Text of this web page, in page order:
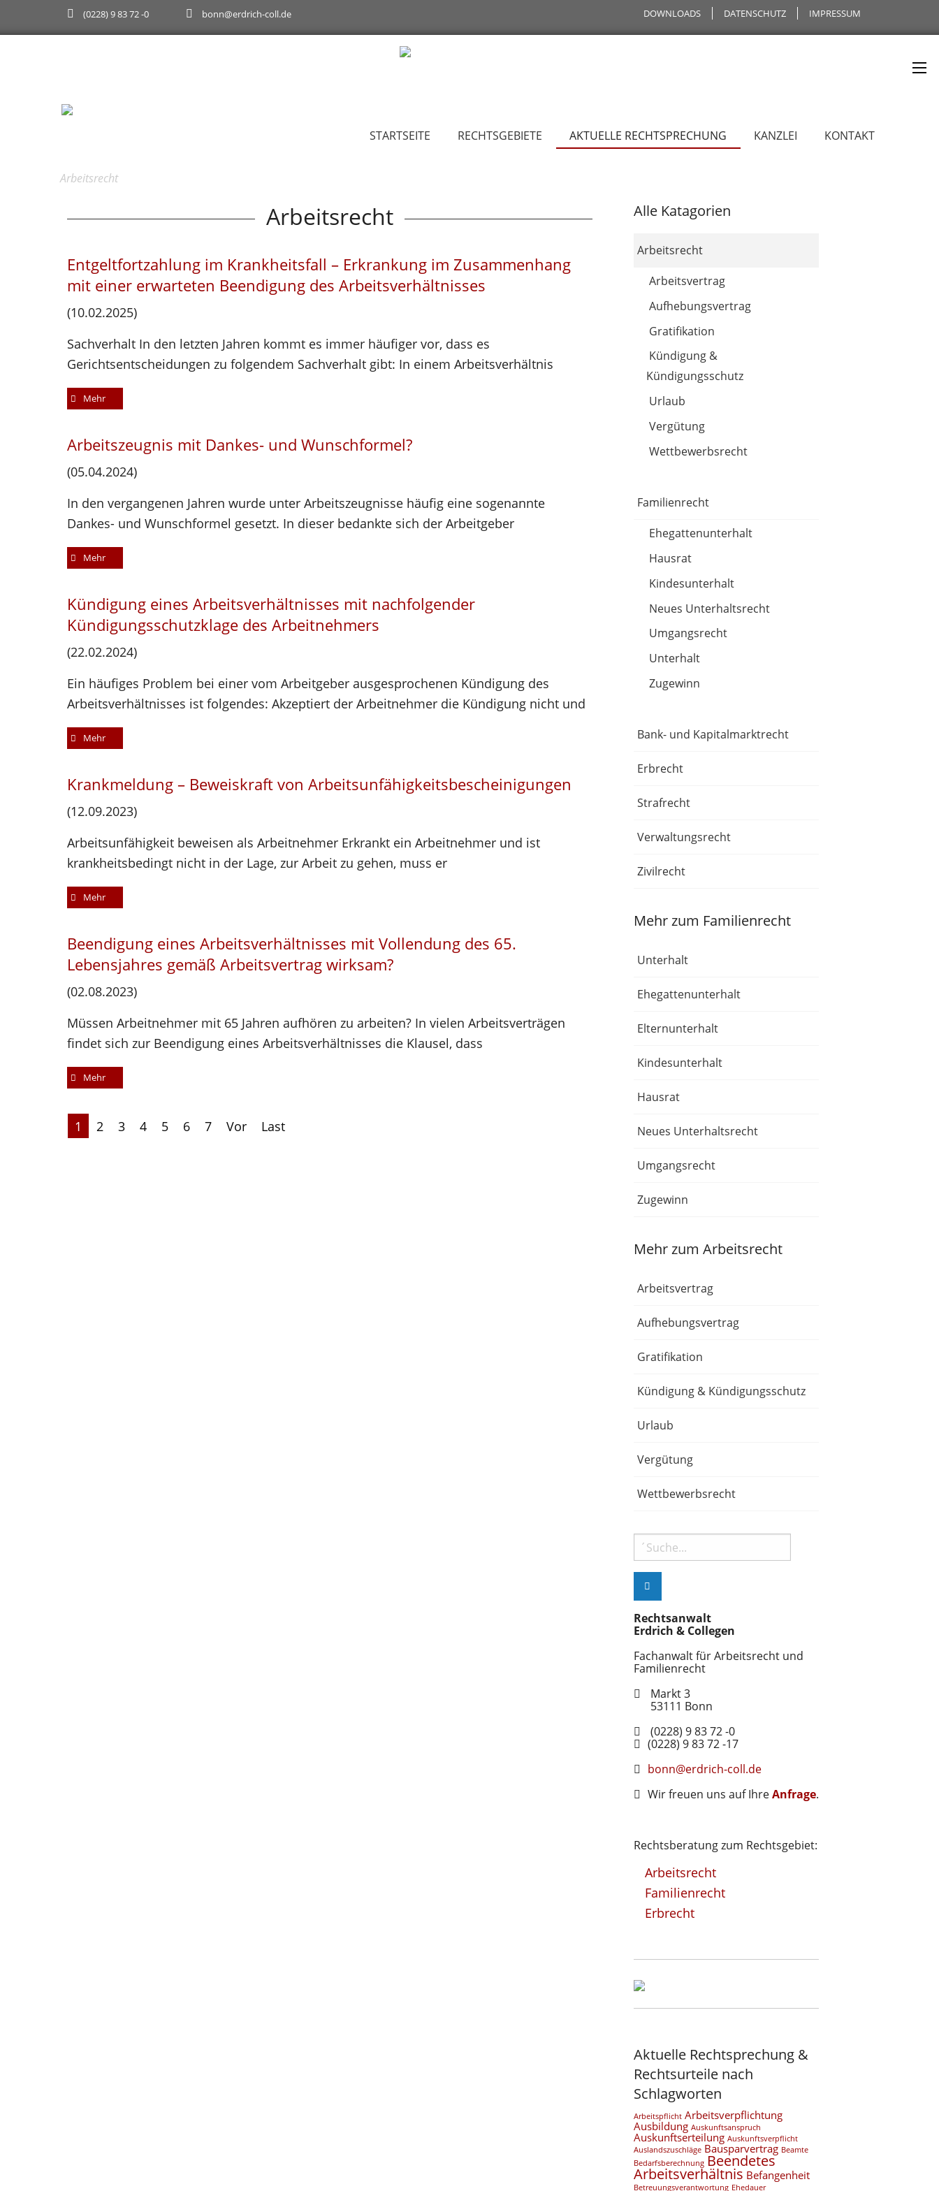
(0228) 9 83 72 -0 bonn@erdrich-coll.de DOWNLOADS DATENSCHUTZ IMPRESSUM
STARTSEITE RECHTSGEBIETE AKTUELLE RECHTSPRECHUNG KANZLEI KONTAKT
Arbeitsrecht
Arbeitsrecht
Entgeltfortzahlung im Krankheitsfall – Erkrankung im Zusammenhang
mit einer erwarteten Beendigung des Arbeitsverhältnisses
(10.02.2025)
Sachverhalt In den letzten Jahren kommt es immer häufiger vor, dass es
Gerichtsentscheidungen zu folgendem Sachverhalt gibt: In einem Arbeitsverhältnis
Mehr
Arbeitszeugnis mit Dankes- und Wunschformel?
(05.04.2024)
In den vergangenen Jahren wurde unter Arbeitszeugnisse häufig eine sogenannte
Dankes- und Wunschformel gesetzt. In dieser bedankte sich der Arbeitgeber
Mehr
Kündigung eines Arbeitsverhältnisses mit nachfolgender
Kündigungsschutzklage des Arbeitnehmers
(22.02.2024)
Ein häufiges Problem bei einer vom Arbeitgeber ausgesprochenen Kündigung des
Arbeitsverhältnisses ist folgendes: Akzeptiert der Arbeitnehmer die Kündigung nicht und
Mehr
Krankmeldung – Beweiskraft von Arbeitsunfähigkeitsbescheinigungen
(12.09.2023)
Arbeitsunfähigkeit beweisen als Arbeitnehmer Erkrankt ein Arbeitnehmer und ist
krankheitsbedingt nicht in der Lage, zur Arbeit zu gehen, muss er
Mehr
Beendigung eines Arbeitsverhältnisses mit Vollendung des 65.
Lebensjahres gemäß Arbeitsvertrag wirksam?
(02.08.2023)
Müssen Arbeitnehmer mit 65 Jahren aufhören zu arbeiten? In vielen Arbeitsverträgen
findet sich zur Beendigung eines Arbeitsverhältnisses die Klausel, dass
Mehr
1 2 3 4 5 6 7 Vor Last
Alle Katagorien
Arbeitsrecht
Arbeitsvertrag
Aufhebungsvertrag
Gratifikation
Kündigung &
Kündigungsschutz
Urlaub
Vergütung
Wettbewerbsrecht
Familienrecht
Ehegattenunterhalt
Hausrat
Kindesunterhalt
Neues Unterhaltsrecht
Umgangsrecht
Unterhalt
Zugewinn
Bank- und Kapitalmarktrecht
Erbrecht
Strafrecht
Verwaltungsrecht
Zivilrecht
Mehr zum Familienrecht
Unterhalt
Ehegattenunterhalt
Elternunterhalt
Kindesunterhalt
Hausrat
Neues Unterhaltsrecht
Umgangsrecht
Zugewinn
Mehr zum Arbeitsrecht
Arbeitsvertrag
Aufhebungsvertrag
Gratifikation
Kündigung & Kündigungsschutz
Urlaub
Vergütung
Wettbewerbsrecht
Rechtsanwalt
Erdrich & Collegen
Fachanwalt für Arbeitsrecht und
Familienrecht
Markt 3
53111 Bonn
(0228) 9 83 72 -0
(0228) 9 83 72 -17
bonn@erdrich-coll.de
Wir freuen uns auf IhreAnfrage.
Rechtsberatung zum Rechtsgebiet:
Arbeitsrecht
Familienrecht
Erbrecht
Aktuelle Rechtsprechung &
Rechtsurteile nach
Schlagworten
Arbeitspflicht Arbeitsverpflichtung
Ausbildung Auskunftsanspruch
Auskunftserteilung Auskunftsverpflicht
Auslandszuschläge Bausparvertrag Beamte
Bedarfsberechnung Beendetes
Arbeitsverhältnis Befangenheit
Betreuungsverantwortung Ehedauer